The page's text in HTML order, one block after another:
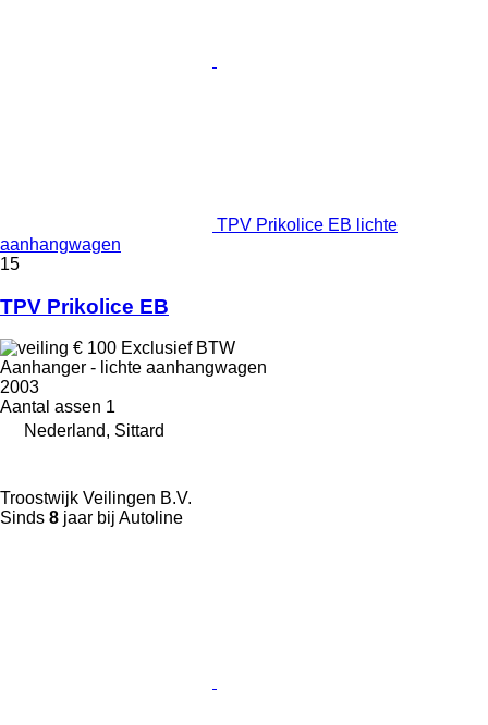
TPV Prikolice EB lichte
aanhangwagen
15
TPV Prikolice EB
€ 100 Exclusief BTW
Aanhanger - lichte aanhangwagen
2003
Aantal assen 1
Nederland, Sittard
Troostwijk Veilingen B.V.
Sinds 8 jaar bij Autoline